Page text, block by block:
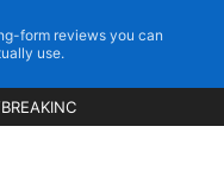
form reviews you can
use.